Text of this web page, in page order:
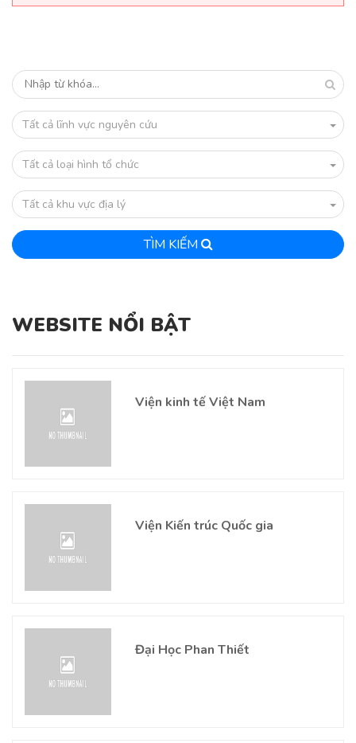
Tất cả lĩnh vực nguyên cứu
Tất cả loại hình tổ chức
Tất cả khu vực địa lý
TÌM KIẾM
WEBSITE NỔI BẬT
Viện kinh tế Việt Nam
Viện Kiến trúc Quốc gia
Đại Học Phan Thiết